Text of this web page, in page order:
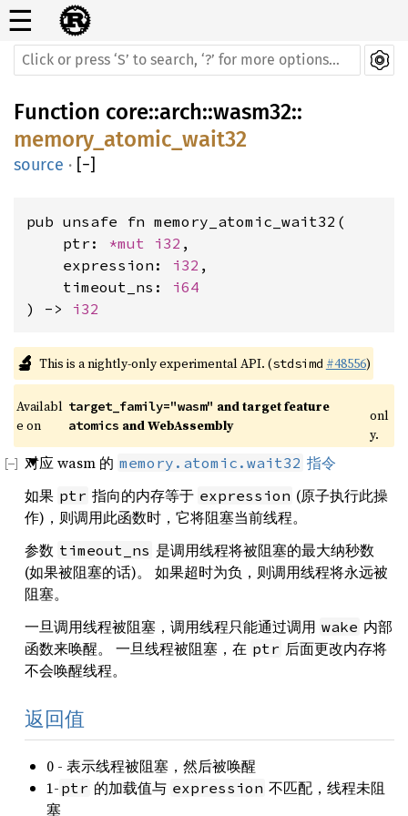
☰
Function core::arch::wasm32::
memory_atomic_wait32
source · [−]
pub unsafe fn memory_atomic_wait32(
    ptr:
*mut i32 ,
    expression:
i32 ,
    timeout_ns:
i64
) -> i32
🔬 This is a nightly-only experimental API. (stdsimd #48556)
Availabl
e on
target_family="wasm" and target feature
atomics and WebAssembly
onl
y.
对应 wasm 的 memory.atomic.wait32 指令
如果 ptr 指向的内存等于 expression (原子执行此操
作)，则调用此函数时，它将阻塞当前线程。
参数 timeout_ns 是调用线程将被阻塞的最大纳秒数
(如果被阻塞的话)。 如果超时为负，则调用线程将永远被
阻塞。
一旦调用线程被阻塞，调用线程只能通过调用 wake 内部
函数来唤醒。 一旦线程被阻塞，在 ptr 后面更改内存将
不会唤醒线程。
返回值
0 - 表示线程被阻塞，然后被唤醒
1- ptr 的加载值与 expression 不匹配，线程未阻
塞